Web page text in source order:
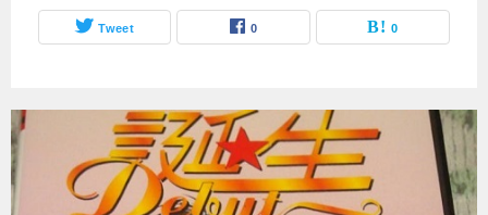
Tweet 0 0